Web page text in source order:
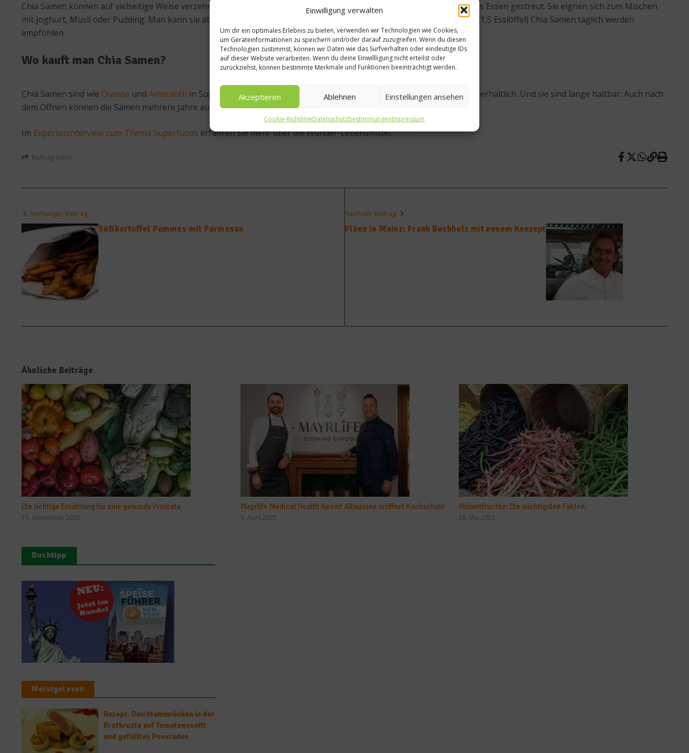
Einwilligung verwalten
Um dir ein optimales Erlebnis zu bieten, verwenden wir Technologien wie Cookies,
um Geräteinformationen zu speichern und/oder darauf zuzugreifen. Wenn du diesen
Technologien zustimmst, können wir Daten wie das Surfverhalten oder eindeutige IDs
auf dieser Website verarbeiten. Wenn du deine Einwillligung nicht erteilst oder
zurückziehst, können bestimmte Merkmale und Funktionen beeinträchtigt werden.
Akzeptieren Ablehnen Einstellungen ansehen
Cookie-RichtlinieDatenschutzbestimmungenImpressum
Chia Samen können auf vielseitige Weise verzehrt werden. Sie kommen in Backwaren zum Einsatz oder werden über das Essen gestreut. Sie eignen sich zum Mischen
mit Joghurt, Müsli oder Pudding. Man kann sie aber auch über gekochtes Gemüse oder Reisgerichte geben. 20 Gramm (1,5 Esslöffel) Chia Samen täglich werden
empfohlen.
Wo kauft man Chia Samen?
Chia Samen sind wie Quinoa und Amaranth in Supermärkten, Reformhäusern, Biomärkten, Drogerien oder im Internet erhältlich. Und sie sind lange haltbar: Auch nach
dem Öffnen können die Samen mehrere Jahre aufbewahrt werden.
Im Experteninterview zum Thema Superfoods erfahren Sie mehr über die Wunder-Lebensmittel.
Beitrag teilen
vorheriger Beitrag
Süßkartoffel Pommes mit Parmesan
Nächster Beitrag
Pläne in Mainz: Frank Buchholz mit neuem Konzept
Ähnliche Beiträge
Die richtige Ernährung für eine gesunde Prostata
15. September 2025
Mayrlife Medical Health Resort Altaussee eröffnet Kochschule
9. April 2025
Hülsenfrüchte: Die wichtigsten Fakten
28. Mai 2023
Buchtipp
Meistgelesen
Rezept: Deichlammrücken in der
Brotkruste auf Tomatenconfit
und gefüllten Poveraden